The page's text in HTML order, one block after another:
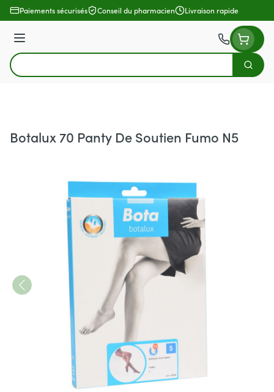
Aller au contenu
Paiements sécurisés Conseil du pharmacien Livraison rapide
Menu
Rechercher
Botalux 70 Panty De Soutien Fumo N5